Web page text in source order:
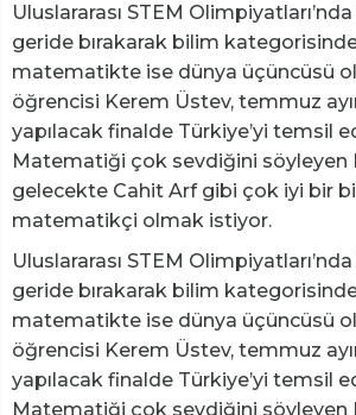
Uluslararası STEM
geride bırakarak bilim
matematikte ise dünya üçüncüsü
öğrencisi Kerem Üstev, temmuz
yapılacak finalde Türkiye’yi temsil
Matematiği çok sevdiğini söyleyen
gelecekte Cahit Arf gibi çok iyi bir
matematikçi olmak istiyor.
Uluslararası STEM
geride bırakarak bilim
matematikte ise dünya üçüncüsü
öğrencisi Kerem Üstev, temmuz
yapılacak finalde Türkiye’yi temsil
Matematiği çok sevdiğini söyleyen